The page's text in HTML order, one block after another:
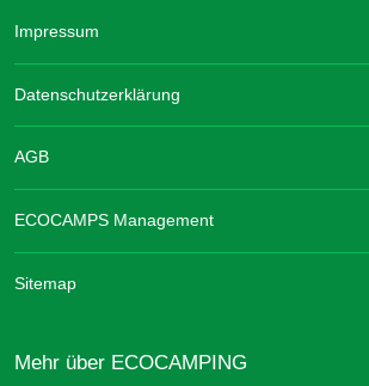
Impressum
Datenschutzerklärung
AGB
ECOCAMPS Management
Sitemap
Mehr über ECOCAMPING